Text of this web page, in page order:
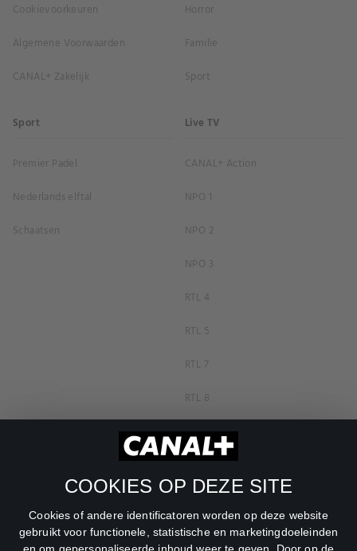
COOKIES OP DEZE SITE
Cookies of andere identificatoren worden op deze website
gebruikt voor functionele, statistische en marketingdoeleinden
Cookievoorkeuren
Algemene Voorwaarden
CANAL+ Zakelijk
Horror
Familie
Sport
Sport
Premier Padel
Nederlands elftal
Schaatsen
Live TV
CANAL+ Action
NPO 1
NPO 2
NPO 3
RTL 4
RTL 5
RTL 7
RTL 8
RTL Z
SBS6
Veronica